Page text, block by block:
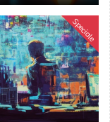
Speciale